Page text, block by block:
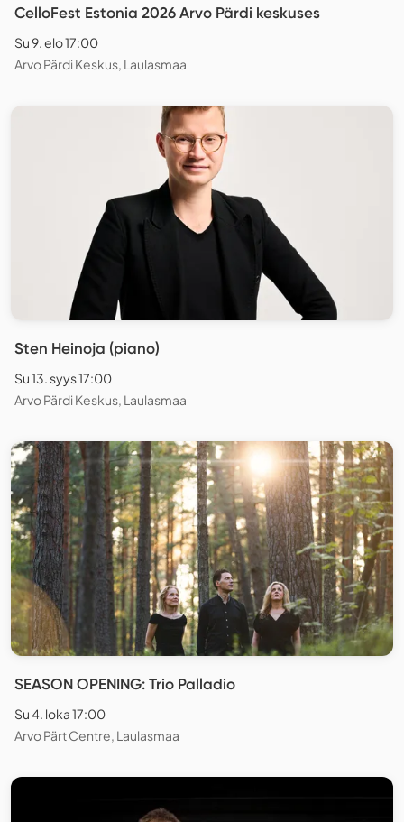
CelloFest Estonia 2026 Arvo Pärdi keskuses
Su 9. elo 17:00
Arvo Pärdi Keskus, Laulasmaa
Sten Heinoja (piano)
Su 13. syys 17:00
Arvo Pärdi Keskus, Laulasmaa
SEASON OPENING: Trio Palladio
Su 4. loka 17:00
Arvo Pärt Centre, Laulasmaa